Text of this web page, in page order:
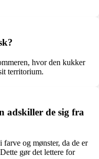
hvor den kukker
territorium.
adskiller de sig fra
og mønster, da de er
gør det lettere for